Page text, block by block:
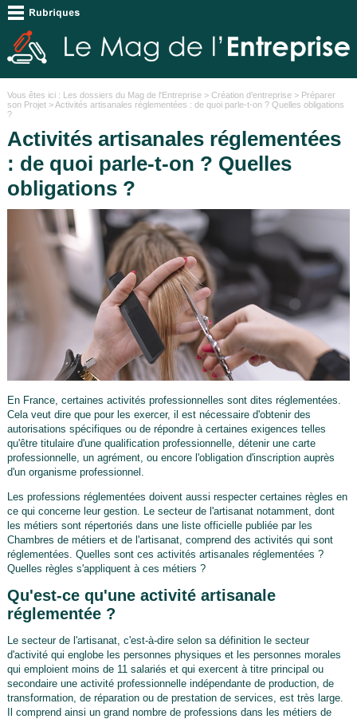
Vous êtes ici : Les dossiers du Mag de l'Entreprise> Création d'entreprise> Préparer
son Projet> Activités artisanales réglementées : de quoi parle-t-on ? Quelles obligations
?
Activités artisanales réglementées
: de quoi parle-t-on ? Quelles
obligations ?
En France, certaines activités professionnelles sont dites réglementées.
Cela veut dire que pour les exercer, il est nécessaire d'obtenir des
autorisations spécifiques ou de répondre à certaines exigences telles
qu'être titulaire d'une qualification professionnelle, détenir une carte
professionnelle, un agrément, ou encore l'obligation d'inscription auprès
d'un organisme professionnel.
Les professions réglementées doivent aussi respecter certaines règles en
ce qui concerne leur gestion. Le secteur de l'artisanat notamment, dont
les métiers sont répertoriés dans une liste officielle publiée par les
Chambres de métiers et de l'artisanat, comprend des activités qui sont
réglementées. Quelles sont ces activités artisanales réglementées ?
Quelles règles s'appliquent à ces métiers ?
Qu'est-ce qu'une activité artisanale
réglementée ?
Le secteur de l'artisanat, c'est-à-dire selon sa définition le secteur
d'activité qui englobe les personnes physiques et les personnes morales
qui emploient moins de 11 salariés et qui exercent à titre principal ou
secondaire une activité professionnelle indépendante de production, de
transformation, de réparation ou de prestation de services, est très large.
Il comprend ainsi un grand nombre de professions dans les métiers de